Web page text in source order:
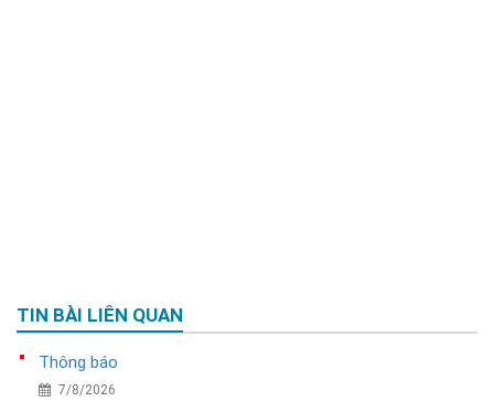
TIN BÀI LIÊN QUAN
Thông báo
7/8/2026